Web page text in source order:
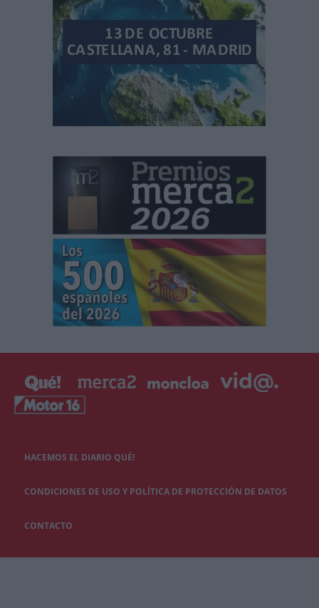
HACEMOS EL DIARIO QUÉ!
CONDICIONES DE USO Y POLÍTICA DE PROTECCIÓN DE DATOS
CONTACTO